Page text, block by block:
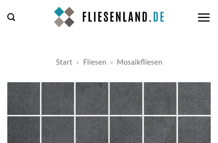
Inhalt
Start » Fliesen » Mosaikfliesen